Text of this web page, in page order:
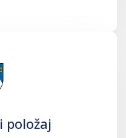
položaj